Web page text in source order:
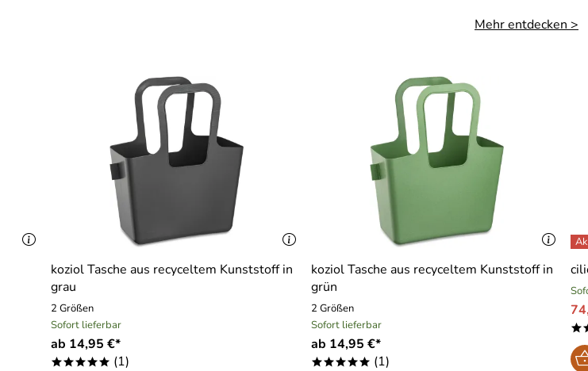
Mehr entdecken >
koziol Tasche aus recyceltem Kunststoff in
grau
2 Größen
Sofort lieferbar
ab 14,95 €*
***** (1)
koziol Tasche aus recyceltem Kunststoff in
grün
2 Größen
Sofort lieferbar
ab 14,95 €*
***** (1)